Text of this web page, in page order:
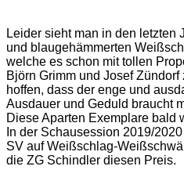
Leider sieht man in den letzten
und blaugehämmerten
welche es schon mit tollen
Björn Grimm und Josef
hoffen, dass der enge und
Ausdauer und Geduld braucht
Diese Aparten Exemplare bald
In der Schausession 2019/
SV auf Weißschlag-
die ZG Schindler diesen Preis.